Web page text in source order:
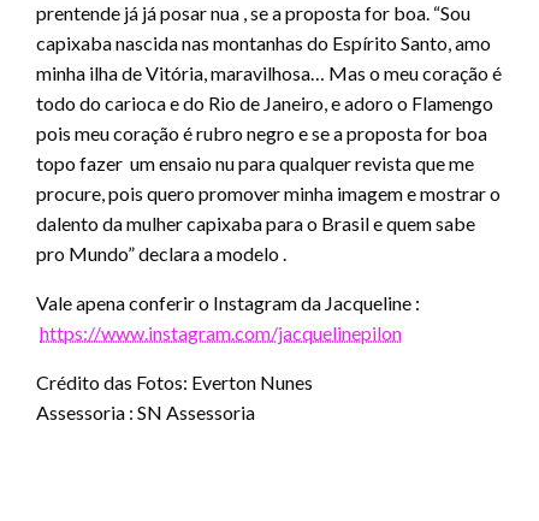
prentende já já posar nua , se a proposta for boa. “Sou
capixaba nascida nas montanhas do Espírito Santo, amo
minha ilha de Vitória, maravilhosa… Mas o meu coração é
todo do carioca e do Rio de Janeiro, e adoro o Flamengo
pois meu coração é rubro negro e se a proposta for boa
topo fazer um ensaio nu para qualquer revista que me
procure, pois quero promover minha imagem e mostrar o
dalento da mulher capixaba para o Brasil e quem sabe
pro Mundo” declara a modelo .
Vale apena conferir o Instagram da Jacqueline :
https://www.instagram.com/jacquelinepilon
Crédito das Fotos: Everton Nunes
Assessoria : SN Assessoria